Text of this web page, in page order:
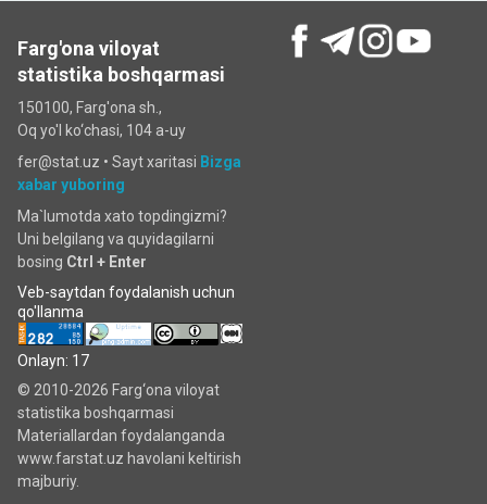
Farg'ona viloyat
statistika boshqarmasi
150100, Farg'ona sh.,
Oq yo'l ko‘chаsi, 104 a-uy
fer@stat.uz • Sayt xaritasi Bizga
xabar yuboring
Ma`lumotda xato topdingizmi?
Uni belgilang va quyidagilarni
bosing Ctrl + Enter
Veb-saytdan foydalanish uchun
qo'llanma
Onlayn: 17
© 2010-2026 Farg‘ona viloyat
statistika boshqarmasi
Materiallardan foydalanganda
www.farstat.uz havolani keltirish
majburiy.